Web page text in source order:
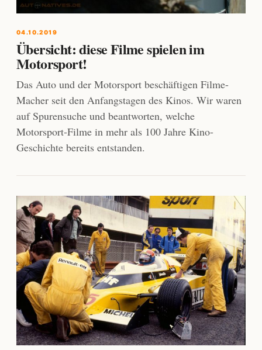
04.10.2019
Übersicht: diese Filme spielen im
Motorsport!
Das Auto und der Motorsport beschäftigen Filme-
Macher seit den Anfangstagen des Kinos. Wir waren
auf Spurensuche und beantworten, welche
Motorsport-Filme in mehr als 100 Jahre Kino-
Geschichte bereits entstanden.